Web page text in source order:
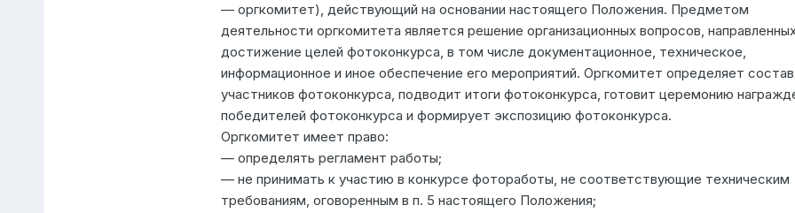
— оргкомитет), действующий на основании настоящего Положения. Предметом
деятельности оргкомитета является решение организационных вопросов,
достижение целей фотоконкурса, в том числе документационное, техническое,
информационное и иное обеспечение его мероприятий. Оргкомитет определяет состав
участников фотоконкурса, подводит итоги фотоконкурса, готовит церемонию
победителей фотоконкурса и формирует экспозицию фотоконкурса.
Оргкомитет имеет право:
— определять регламент работы;
— не принимать к участию в конкурсе фотоработы, не соответствующие техническим
требованиям, оговоренным в п. 5 настоящего Положения;